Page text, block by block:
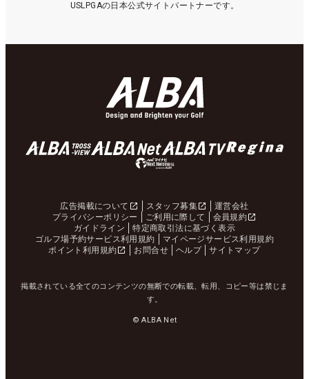
USLPGAの日本公式サイトパートナーです。
広告掲載について スタッフ募集
運営会社
プライバシーポリシー
ご利用に際して
会員規約
ガイドライン
特定商取引法に基づく表示
ゴルフ場予約サービス利用規約
マイページサービス利用規約
ポイント利用規約
お問合せ ヘルプ サイトマップ
掲載されている全てのコンテンツの無断での転載、転用、コピー等は禁じま
す。
© ALBA Net